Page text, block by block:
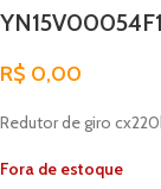
R$ 0,00
Redutor de giro
Fora de estoque